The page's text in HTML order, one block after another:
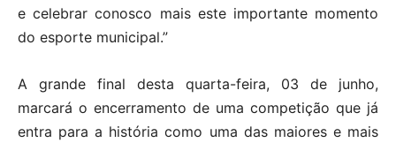
e celebrar conosco mais este importante momento
do esporte municipal.”
A grande final desta quarta-feira, 03 de junho,
marcará o encerramento de uma competição que já
entra para a história como uma das maiores e mais